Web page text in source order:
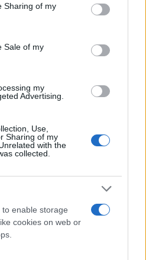
behaviour. You may click to
and its third-party tags to
purposes in below Google
Sharing of my
Sale of my
my
Advertising.
Use,
Sharing of my
with the
collected.
enable storage
cookies on web or
σε πιέζουν ή ότι δεν
χρειάζεσαι. Μην
αντιδράσεις. Το
βοηθά να βρεις πιο
μέσα από οικογενειακές
νέο. Η μέρα μπορεί να
έχει τη δυνατότητα να σου
υπομονή.
της Ημέρας:
τα οικονομικά και
η ελπίδα έρχεται μέσα
ανάλυση»